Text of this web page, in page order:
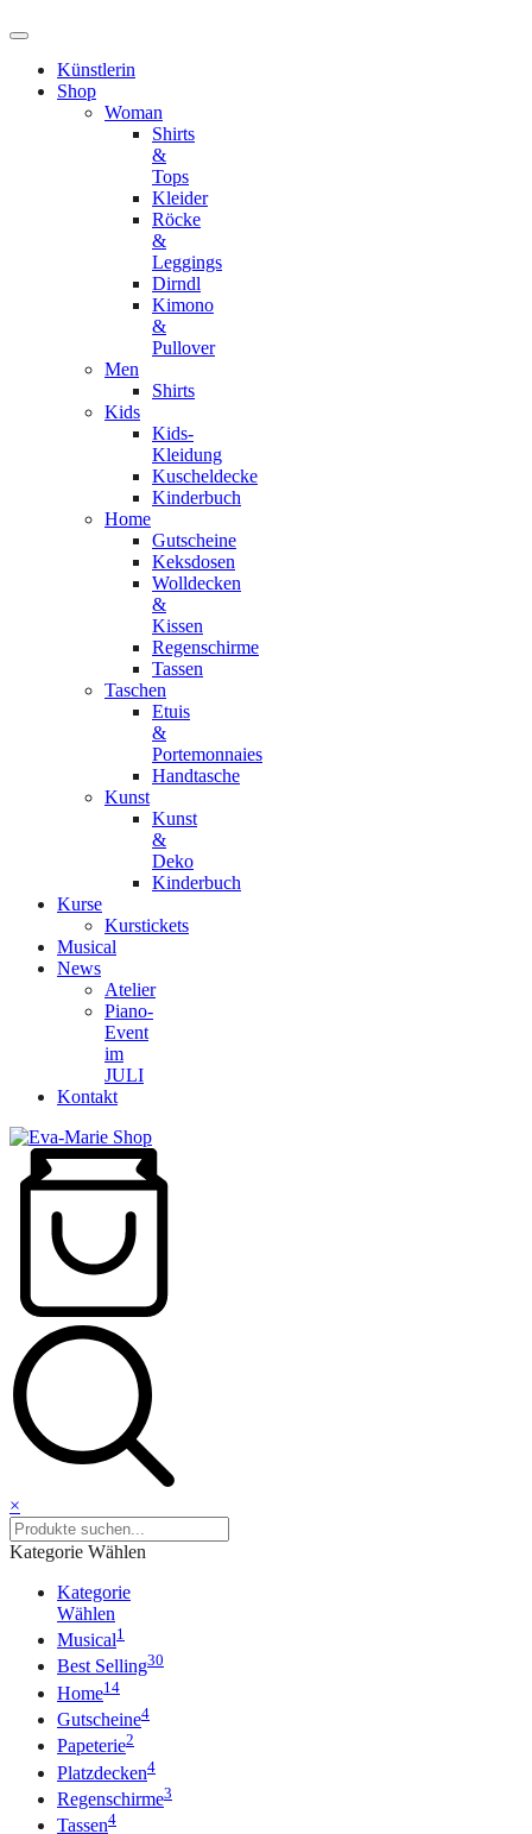
Künstlerin
Shop
Woman
Shirts
&
Tops
Kleider
Röcke
&
Leggings
Dirndl
Kimono
&
Pullover
Men
Shirts
Kids
Kids-
Kleidung
Kuscheldecke
Kinderbuch
Home
Gutscheine
Keksdosen
Wolldecken
&
Kissen
Regenschirme
Tassen
Taschen
Etuis
&
Portemonnaies
Handtasche
Kunst
Kunst
&
Deko
Kinderbuch
Kurse
Kurstickets
Musical
News
Atelier
Piano-
Event
im
JULI
Kontakt
×
Kategorie Wählen
Kategorie
Wählen
Musical1
Best Selling30
Home14
Gutscheine4
Papeterie2
Platzdecken4
Regenschirme3
Tassen4